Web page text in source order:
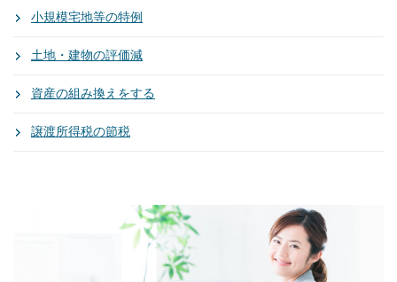
小規模宅地等の特例
土地・建物の評価減
資産の組み換えをする
譲渡所得税の節税